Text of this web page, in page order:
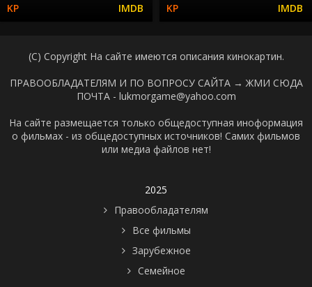
(C) Copyright На сайте имеются описания кинокартин.
ПРАВООБЛАДАТЕЛЯМ И ПО ВОПРОСУ САЙТА → ЖМИ СЮДА
ПОЧТА - lukmorgame@yahoo.com
На сайте размещается только общедоступная иноформация
о фильмах - из общедоступных источников! Самих фильмов
или медиа файлов нет!
2025
Правообладателям
Все фильмы
Зарубежное
Семейное